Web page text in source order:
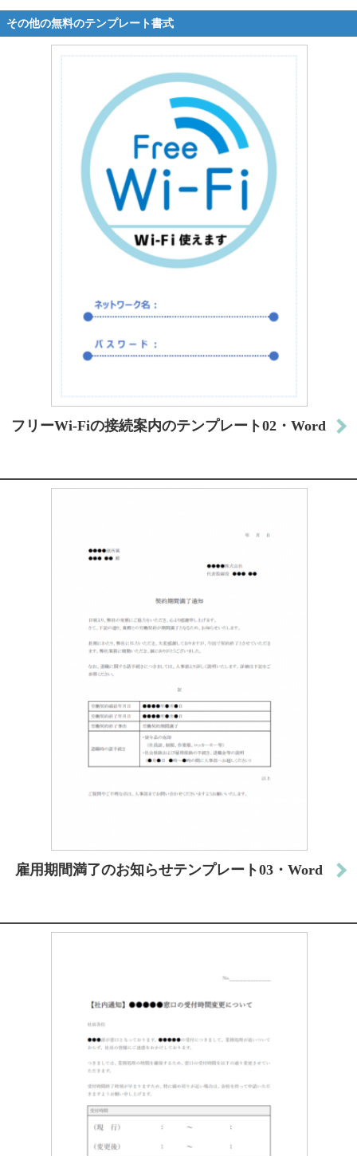
その他の無料のテンプレート書式
フリーWi-Fiの接続案内のテンプレート02・Word
雇用期間満了のお知らせテンプレート03・Word